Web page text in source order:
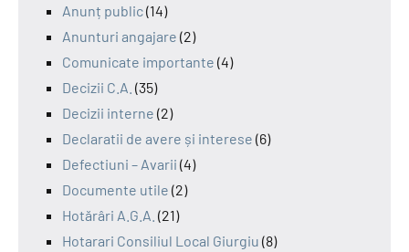
Anunț public(14)
Anunturi angajare (2)
Comunicate importante (4)
Decizii C.A. (35)
Decizii interne (2)
Declaratii de avere și interese (6)
Defectiuni – Avarii (4)
Documente utile (2)
Hotărâri A.G.A. (21)
Hotarari Consiliul Local Giurgiu (8)